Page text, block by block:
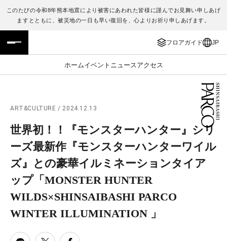
このたびの令和8年熊本地震により被害にあわれた皆様に謹んでお見舞い申しあげ
ますとともに、被災地の一日も早い復旧を、心よりお祈り申しあげます。
フロアガイド JP
ホームイベント ニュース アクセス
フロアガイド
施設案内・アクセス
レストラン・カフェ
TAX FREE
PARCOメンバーズ
JP
ENGLISH
繁体字
ภาษาไทย
日本語
ART&CULTURE / 2024.12.13
世界初！！『モンスターハンター』シリ
ーズ最新作『モンスターハンターワイル
ズ』との豪華イルミネーションタイア
ップ「MONSTER HUNTER
WILDS×SHINSAIBASHI PARCO
WINTER ILLUMINATION 」